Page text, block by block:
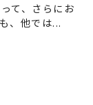
て、さらにお
、他では...